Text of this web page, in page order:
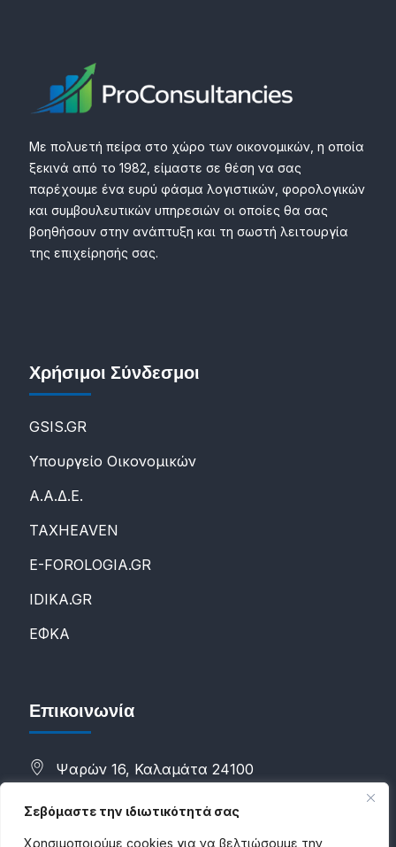
Σεβόμαστε την ιδιωτικότητά σας
Χρησιμοποιούμε cookies για να βελτιώσουμε την
Με πολυετή πείρα στο χώρο των οικονομικών, η οποία
ξεκινά από το 1982, είμαστε σε θέση να σας
παρέχουμε ένα ευρύ φάσμα λογιστικών, φορολογικών
και συμβουλευτικών υπηρεσιών οι οποίες θα σας
βοηθήσουν στην ανάπτυξη και τη σωστή λειτουργία
της επιχείρησής σας.
Χρήσιμοι Σύνδεσμοι
GSIS.GR
Υπουργείο Οικονομικών
Α.Α.Δ.Ε.
ΤΑXHEAVEN
E-FOROLOGIA.GR
IDIKA.GR
ΕΦΚΑ
Επικοινωνία
Ψαρών 16, Καλαμάτα 24100
(+30) 2721088298
(+30) 6983784500